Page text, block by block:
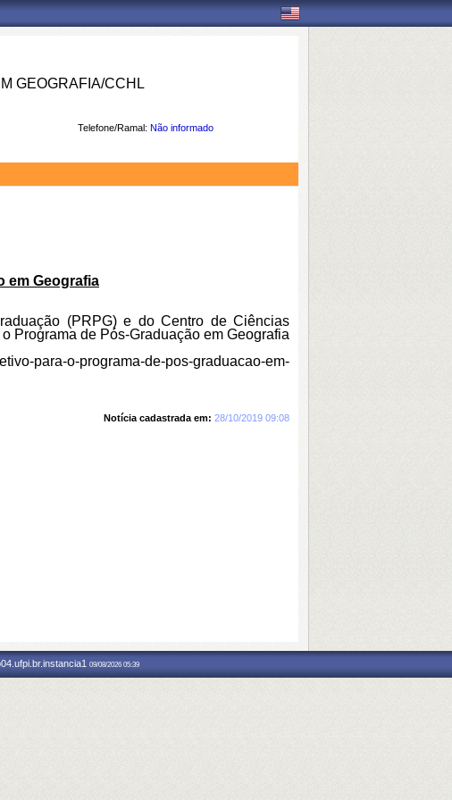
GEOGRAFIA/CCHL
Telefone/Ramal: Não informado
em Geografia
(PRPG) e do Centro de Ciências
Programa de Pós-Graduação em Geografia
para-o-programa-de-pos-graduacao-em-
Notícia cadastrada em: 28/10/2019 09:08
09/08/2026 05:39